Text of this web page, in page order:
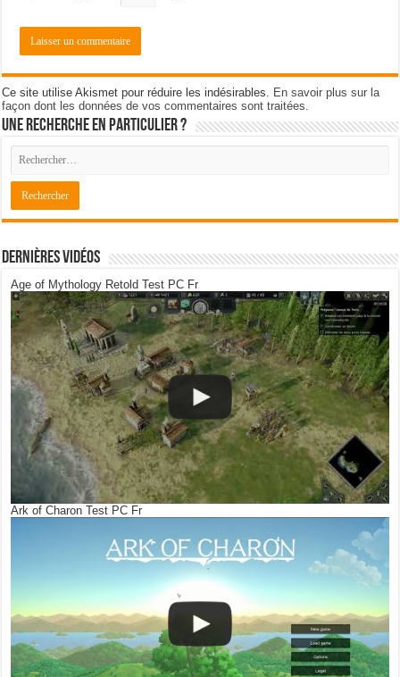
Ce site utilise Akismet pour réduire les indésirables. En savoir plus sur la
façon dont les données de vos commentaires sont traitées.
Une recherche en particulier ?
Dernières Vidéos
Age of Mythology Retold Test PC Fr
Ark of Charon Test PC Fr